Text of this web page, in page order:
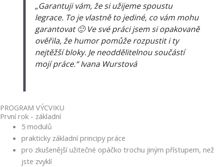
„Garantuji vám, že si užijeme spoustu
legrace. To je vlastně to jediné, co vám mohu
garantovat 🙂 Ve své práci jsem si opakovaně
ověřila, že humor pomůže rozpustit i ty
nejtěžší bloky. Je neoddělitelnou součástí
mojí práce.“ Ivana Wurstová
PROGRAM VÝCVIKU
První rok - základní
5 modulů
prakticky základní principy práce
pro zkušenější užitečné opáčko trochu jiným přístupem, než
jste zvyklí